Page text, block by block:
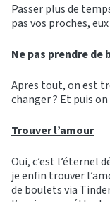
Passer plus de
pas vos proches,
Ne pas prendre
Apres tout, on est
changer ? Et puis
Trouver l’amour
Oui, c’est l’éternel
je enfin trouver
de boulets via